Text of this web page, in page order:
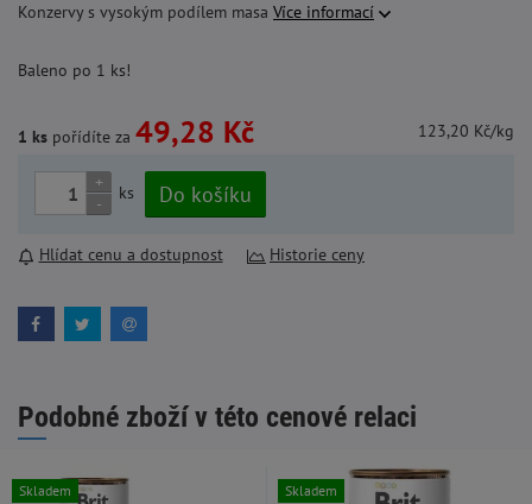
Konzervy s vysokým podílem masa Více informací
Baleno po 1 ks!
1 ks pořídíte za 49,28 Kč 123,20 Kč/kg
+
-
ks Do košíku
Hlídat cenu a dostupnost Historie ceny
Podobné zboží v této cenové relaci
Skladem Skladem